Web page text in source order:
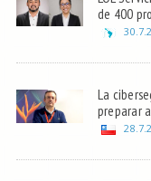
de 400
La
preparar